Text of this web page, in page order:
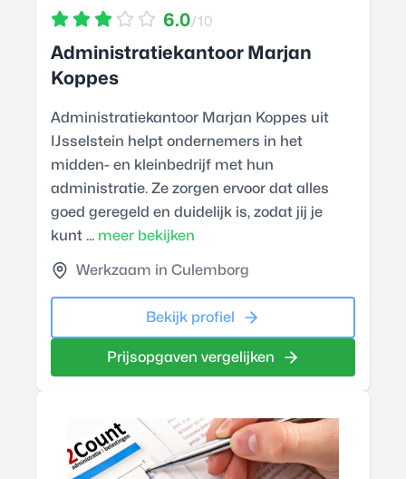
6.0/10
Administratiekantoor Marjan
Koppes
Administratiekantoor Marjan Koppes uit
IJsselstein helpt ondernemers in het
midden- en kleinbedrijf met hun
administratie. Ze zorgen ervoor dat alles
goed geregeld en duidelijk is, zodat jij je
kunt ... meer bekijken
Werkzaam in Culemborg
Bekijk profiel
Prijsopgaven vergelijken